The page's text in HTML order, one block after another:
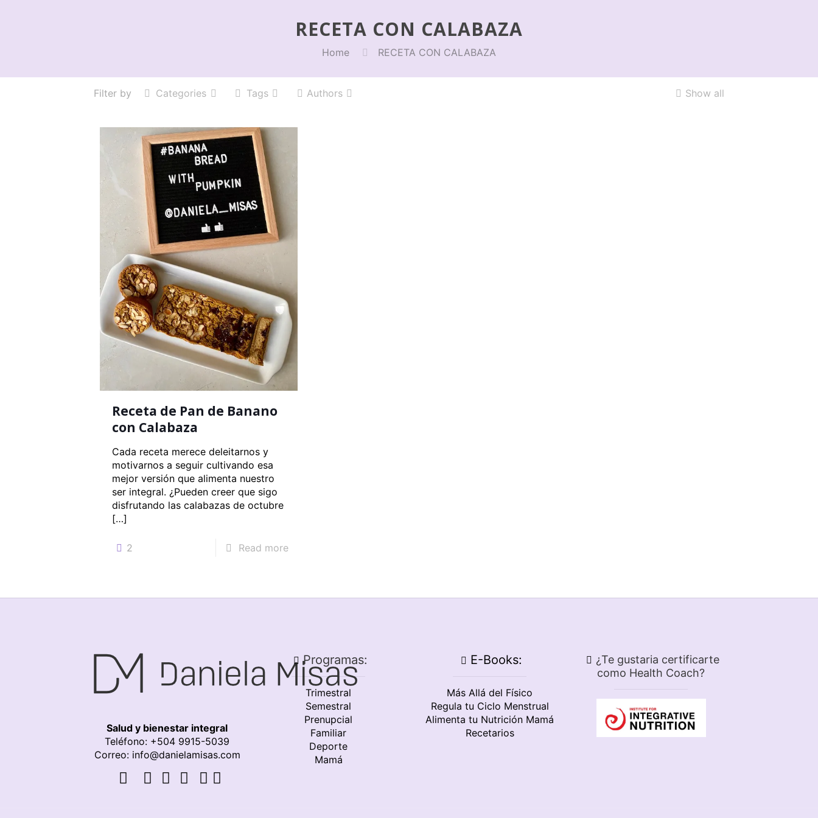
RECETA CON CALABAZA
Home RECETA CON CALABAZA
Filter by Categories Tags Authors Show all
Receta de Pan de Banano
con Calabaza
Cada receta merece deleitarnos y
motivarnos a seguir cultivando esa
mejor versión que alimenta nuestro
ser integral. ¿Pueden creer que sigo
disfrutando las calabazas de octubre
[…]
2 Read more
Salud y bienestar integral
Teléfono: +504 9915-5039
Correo: info@danielamisas.com
Programas:
Trimestral
Semestral
Prenupcial
Familiar
Deporte
Mamá
E-Books:
Más Allá del Físico
Regula tu Ciclo Menstrual
Alimenta tu Nutrición Mamá
Recetarios
¿Te gustaria certificarte
como Health Coach?